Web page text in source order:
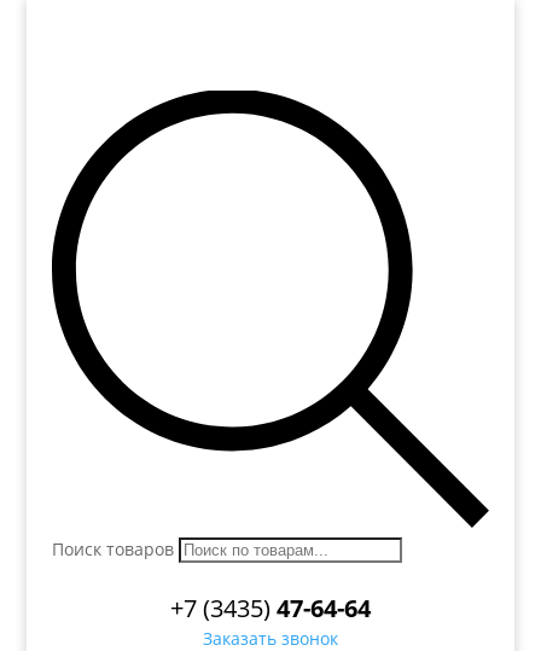
Поиск товаров
+7 (3435)47-64-64
Заказать звонок